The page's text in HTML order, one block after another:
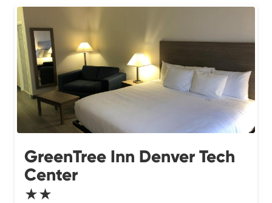
GreenTree Inn Denver Tech
Center
★★